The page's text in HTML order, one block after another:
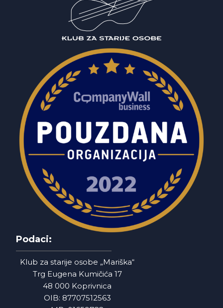
Podaci:
Klub za starije osobe „Mariška“
Trg Eugena Kumičića 17
48 000 Koprivnica
OIB: 87707512563